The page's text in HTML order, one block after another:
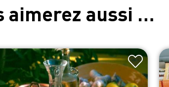
aimerez aussi …